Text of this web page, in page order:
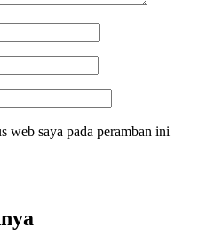
web saya pada peramban ini